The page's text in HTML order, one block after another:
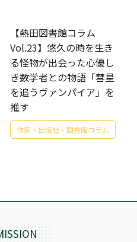
【熱田図書館コラム
Vol.23】悠久の時を生き
る怪物が出会った心優し
き数学者との物語「彗星
を追うヴァンパイア」を
推す
作家・出版社・図書館コラム